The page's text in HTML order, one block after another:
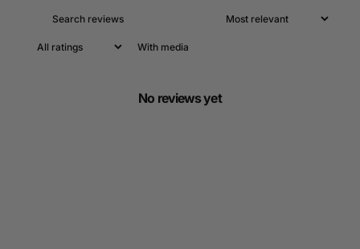
With media
No reviews yet